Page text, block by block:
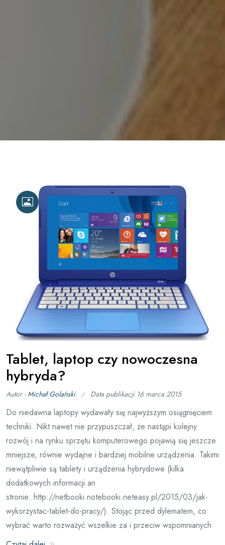
Tablet, laptop czy nowoczesna
hybryda?
Autor -Michał Golański Data publikacji 16 marca 2015
Do niedawna laptopy wydawały się najwyższym osiągnięciem
techniki. Nikt nawet nie przypuszczał, że nastąpi kolejny
rozwój i na rynku sprzętu komputerowego pojawią się jeszcze
mniejsze, równie wydajne i bardziej mobilne urządzenia. Takimi
niewątpliwie są tablety i urządzenia hybrydowe (kilka
dodatkowych informacji an
stronie: http://netbooki.notebooki.neteasy.pl/2015/03/jak-
wykorzystac-tablet-do-pracy/). Stojąc przed dylematem, co
wybrać warto rozważyć wszelkie za i przeciw wspomnianych